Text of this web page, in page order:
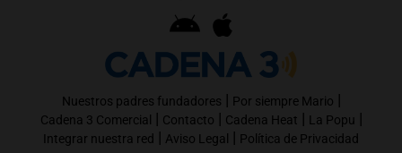
Nuestros padres fundadores | Por siempre Mario |
Cadena 3 Comercial | Contacto | Cadena Heat | La Popu |
Integrar nuestra red | Aviso Legal | Política de Privacidad